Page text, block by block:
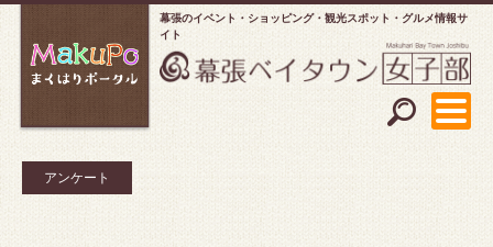
幕張のイベント・ショッピング
観光スポット・グルメ情報サ
イト
アンケート